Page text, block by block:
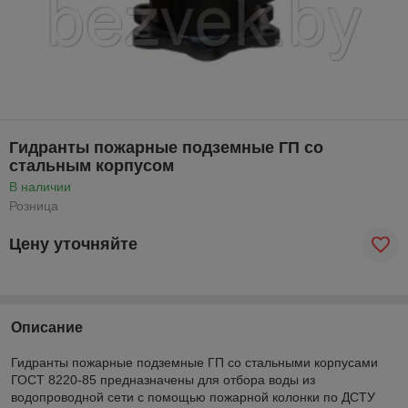
Гидранты пожарные подземные ГП со
стальным корпусом
В наличии
Розница
Цену уточняйте
Описание
Гидранты пожарные подземные ГП со стальными корпусами
ГОСТ 8220-85 предназначены для отбора воды из
водопроводной сети с помощью пожарной колонки по ДСТУ